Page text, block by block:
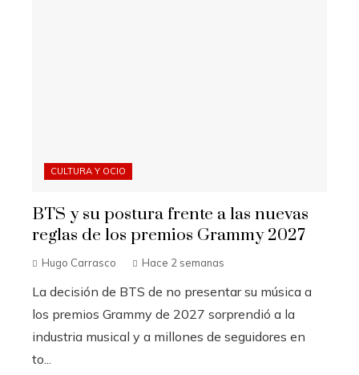
CULTURA Y OCIO
BTS y su postura frente a las nuevas
reglas de los premios Grammy 2027
Hugo Carrasco Hace 2 semanas
La decisión de BTS de no presentar su música a
los premios Grammy de 2027 sorprendió a la
industria musical y a millones de seguidores en
to...